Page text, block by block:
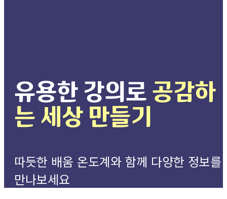
유용한 강의로 공감하
는 세상 만들기
따듯한 배움 온도계와 함께 다양한 정보를
만나보세요